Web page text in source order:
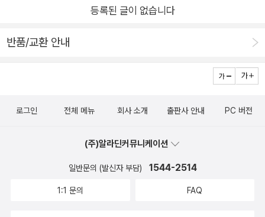
졸업하고 자기 미래에 대한 어떤 비전도 없는 독서가 메리는 인간
시리즈 작가의 조수로 취직한다. 어느 날, 작가가 자신이 쓰는 작
는 것, 자신의 꿈을 찾아낸다는 것에 대한 문학적인 답. 이 작품은
며, <세계환상문학상> 단편 부문을 수상했다. 《매거진 오브 판
잡지다. 현재는 《판타지 앤드 사이언스픽션》으로 이름을 바꾸었
고 약자인 F&SF로 많이 불린다. 대니얼 키스의 『앨저논에게 꽃
「해리슨 버거론」 등이 발표된 지면이며 로버트 하인라인의 『스타
등록된 글이 없습니다
반품/교환 안내
로그인 전체 메뉴 회사 소개 출판사 안내 PC 버전
(주)알라딘커뮤니케이션
일반문의 (발신자 부담) 1544-2514
1:1 문의 FAQ